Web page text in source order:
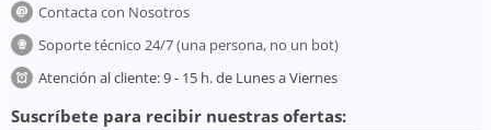
Contacta con Nosotros
Soporte técnico 24/7 (una persona, no un bot)
Atención al cliente: 9 - 15 h. de Lunes a Viernes
Suscríbete para recibir nuestras ofertas: